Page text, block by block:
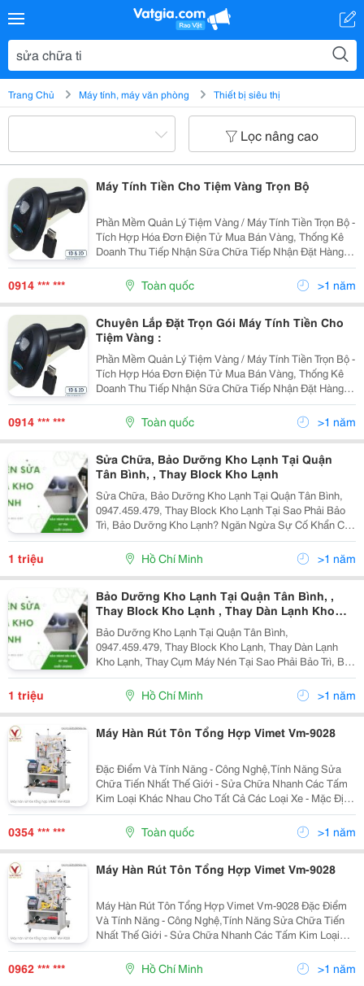
Trang Chủ Máy tính, máy văn phòng Thiết bị siêu thị
Lọc nâng cao
Máy Tính Tiền Cho Tiệm Vàng Trọn Bộ
Phần Mềm Quản Lý Tiệm Vàng / Máy Tính Tiền Trọn Bộ -
Tích Hợp Hóa Đơn Điện Tử Mua Bán Vàng, Thống Kê
Doanh Thu Tiếp Nhận Sữa Chữa Tiếp Nhận Đặt Hàng
Gia Công Tích Hợp Cầm Đồ Quản Lý Hàng Hoá Tồn
Kho&Hellip; In Tem Sản Phẩm Trực Tiếp Trên...
0914 *** *** Toàn quốc >1 năm
Chuyên Lắp Đặt Trọn Gói Máy Tính Tiền Cho
Tiệm Vàng :
Phần Mềm Quản Lý Tiệm Vàng / Máy Tính Tiền Trọn Bộ -
Tích Hợp Hóa Đơn Điện Tử Mua Bán Vàng, Thống Kê
Doanh Thu Tiếp Nhận Sữa Chữa Tiếp Nhận Đặt Hàng
Gia Công Tích Hợp Cầm Đồ Quản Lý Hàng Hoá Tồn
Kho&Hellip; In Tem Sản Phẩm Trực Tiếp Trên...
0914 *** *** Toàn quốc >1 năm
Sửa Chữa, Bảo Dưỡng Kho Lạnh Tại Quận
Tân Bình, , Thay Block Kho Lạnh
Sửa Chữa, Bảo Dưỡng Kho Lạnh Tại Quận Tân Bình,
0947.459.479, Thay Block Kho Lạnh Tại Sao Phải Bảo
Trì, Bảo Dưỡng Kho Lạnh? Ngăn Ngừa Sự Cố Khẩn Cấp
Tiết Kiệm Chi Phí Sửa Chữa Tiết Kiệm Năng Lượng
1 triệu Hồ Chí Minh >1 năm
Bảo Dưỡng Kho Lạnh Tại Quận Tân Bình, ,
Thay Block Kho Lạnh , Thay Dàn Lạnh Kho
Lạnh, Thay Cụm Máy Nén
Bảo Dưỡng Kho Lạnh Tại Quận Tân Bình,
0947.459.479, Thay Block Kho Lạnh, Thay Dàn Lạnh
Kho Lạnh, Thay Cụm Máy Nén Tại Sao Phải Bảo Trì, Bảo
Dưỡng Kho Lạnh? Ngăn Ngừa Sự Cố Khẩn Cấp Tiết
Kiệm Chi Phí Sửa Chữa Tiết Kiệm Năng Lượng ...
1 triệu Hồ Chí Minh >1 năm
Máy Hàn Rút Tôn Tổng Hợp Vimet Vm-9028
Đặc Điểm Và Tính Năng - Công Nghệ,Tính Năng Sửa
Chữa Tiến Nhất Thế Giới - Sửa Chữa Nhanh Các Tấm
Kim Loại Khác Nhau Cho Tất Cả Các Loại Xe - Mặc Định
Hàn,Sửa Chữa Tự Động Bằng Màn Hình Vi Tính - 4
Bánh Xe Đẩy Thuận Tiện Di Chuyển - Máy Hàn...
0354 *** *** Toàn quốc >1 năm
Máy Hàn Rút Tôn Tổng Hợp Vimet Vm-9028
Máy Hàn Rút Tôn Tổng Hợp Vimet Vm-9028 Đặc Điểm
Và Tính Năng - Công Nghệ,Tính Năng Sửa Chữa Tiến
Nhất Thế Giới - Sửa Chữa Nhanh Các Tấm Kim Loại
Khác Nhau Cho Tất Cả Các Loại Xe - Mặc Định
Hàn,Sửa Chữa Tự Động Bằng Màn Hình Vi Tính - 4
Bánh...
0962 *** *** Hồ Chí Minh >1 năm